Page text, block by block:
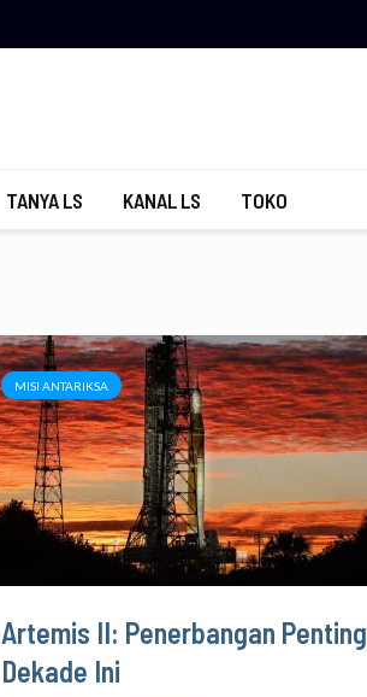
TANYA LS KANAL LS TOKO
MISI ANTARIKSA
Artemis II: Penerbangan Penting
Dekade Ini